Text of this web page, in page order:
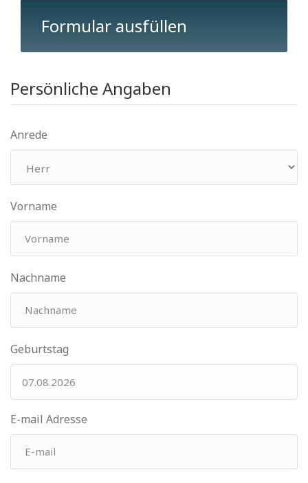
Formular ausfüllen
Persönliche Angaben
Anrede
Vorname
Nachname
Geburtstag
E-mail Adresse